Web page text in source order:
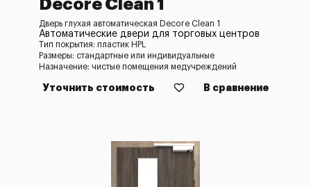
Decore Clean 1
Дверь глухая автоматическая Decore Clean 1
Автоматические двери для торговых центров
Тип покрытия: пластик HPL
Размеры: стандартные или индивидуальные
Назначение: чистые помещения медучреждений
Уточнить стоимость В сравнение